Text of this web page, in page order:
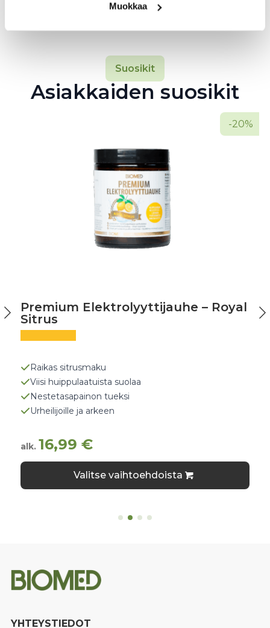
Muokkaa
Suosikit
Asiakkaiden suosikit
-20%
Raikas sitrusmaku
Viisi huippulaatuista suolaa
Nestetasapainon tueksi
Urheilijoille ja arkeen
alk. 16,99€
Premium Elektrolyyttijauhe – Royal
Sitrus
Valitse vaihtoehdoista
Tällä
on
sivulla.
YHTEYSTIEDOT